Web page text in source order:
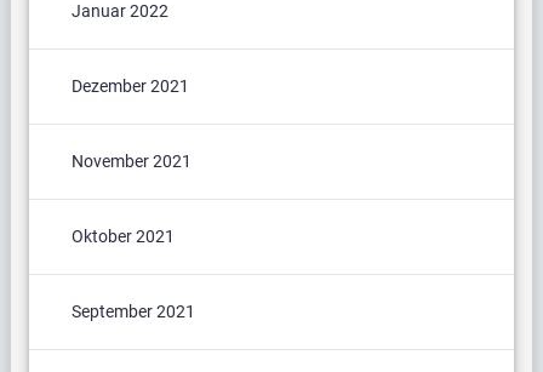
Januar 2022
Dezember 2021
November 2021
Oktober 2021
September 2021